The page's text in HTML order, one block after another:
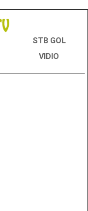
STB GOL
VIDIO